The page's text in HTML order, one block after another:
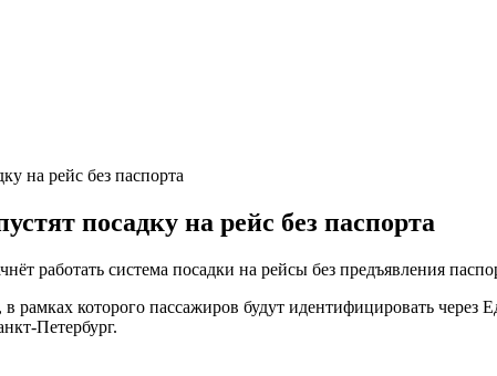
на рейс без паспорта
посадку на рейс без паспорта
работать система посадки на рейсы без предъявления
в рамках которого пассажиров будут идентифицировать
Петербург.